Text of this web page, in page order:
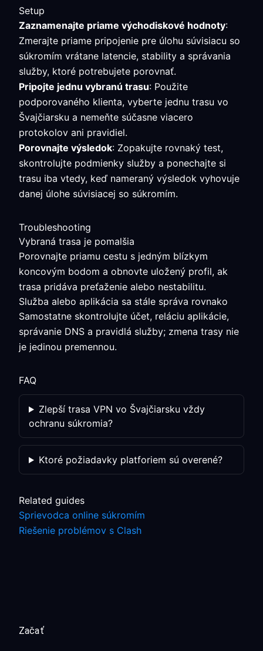
Setup
Zaznamenajte priame východiskové hodnoty:
Zmerajte priame pripojenie pre úlohu súvisiacu so
súkromím vrátane latencie, stability a správania
služby, ktoré potrebujete porovnať.
Pripojte jednu vybranú trasu: Použite
podporovaného klienta, vyberte jednu trasu vo
Švajčiarsku a nemeňte súčasne viacero
protokolov ani pravidiel.
Porovnajte výsledok: Zopakujte rovnaký test,
skontrolujte podmienky služby a ponechajte si
trasu iba vtedy, keď nameraný výsledok vyhovuje
danej úlohe súvisiacej so súkromím.
Troubleshooting
Vybraná trasa je pomalšia
Porovnajte priamu cestu s jedným blízkym
koncovým bodom a obnovte uložený profil, ak
trasa pridáva preťaženie alebo nestabilitu.
Služba alebo aplikácia sa stále správa rovnako
Samostatne skontrolujte účet, reláciu aplikácie,
správanie DNS a pravidlá služby; zmena trasy nie
je jedinou premennou.
FAQ
Zlepší trasa VPN vo Švajčiarsku vždy
ochranu súkromia?
Ktoré požiadavky platforiem sú overené?
Related guides
Sprievodca online súkromím
Riešenie problémov s Clash
Začať